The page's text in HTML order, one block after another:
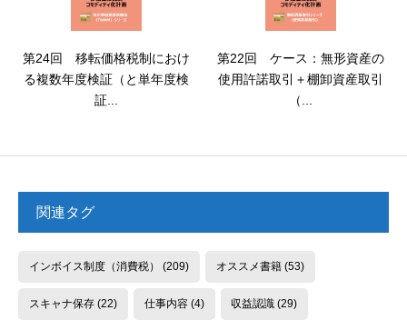
第24回 移転価格税制におけ
る複数年度検証（と単年度検
証...
第22回 ケース：無形資産の
使用許諾取引＋棚卸資産取引
（...
関連タグ
インボイス制度（消費税） (209) オススメ書籍(53)
スキャナ保存(22) 仕事内容(4) 収益認識 (29)